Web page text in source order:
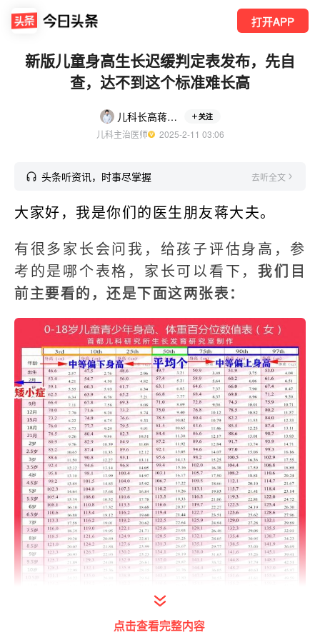
打开APP
新版儿童身高生长迟缓判定表发布，先自
查，达不到这个标准难长高
儿科长高蒋老师 关注
儿科主治医师
  2025-2-11 03:06
头条听资讯，时事尽掌握 去听全文
大家好，我是你们的医生朋友蒋大夫。
有很多家长会问我，给孩子评估身高，参
考的是哪个表格，家长可以看下，我们目
前主要看的，还是下面这两张表：
点击查看完整内容